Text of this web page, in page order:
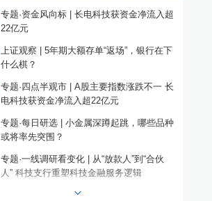
专题·资金风向标 | 长电科技获资金净流入超
22亿元
上证观察 | 5年期大额存单“返场”，银行在下
什么棋？
专题·四点半观市 | A股主要指数涨跌不一 长
电科技获资金净流入超22亿元
专题·每日研选 | 小金属深蹲起跳，哪些品种
或将率先突围？
专题·一线调研看变化 | 从“放款人”到“合伙
人” 科技支行重塑科技金融服务逻辑
专题·港股异动 | 沪上阿姨盘中涨超13%